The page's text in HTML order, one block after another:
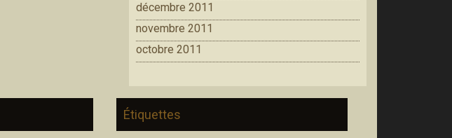
décembre 2011
novembre 2011
octobre 2011
Étiquettes